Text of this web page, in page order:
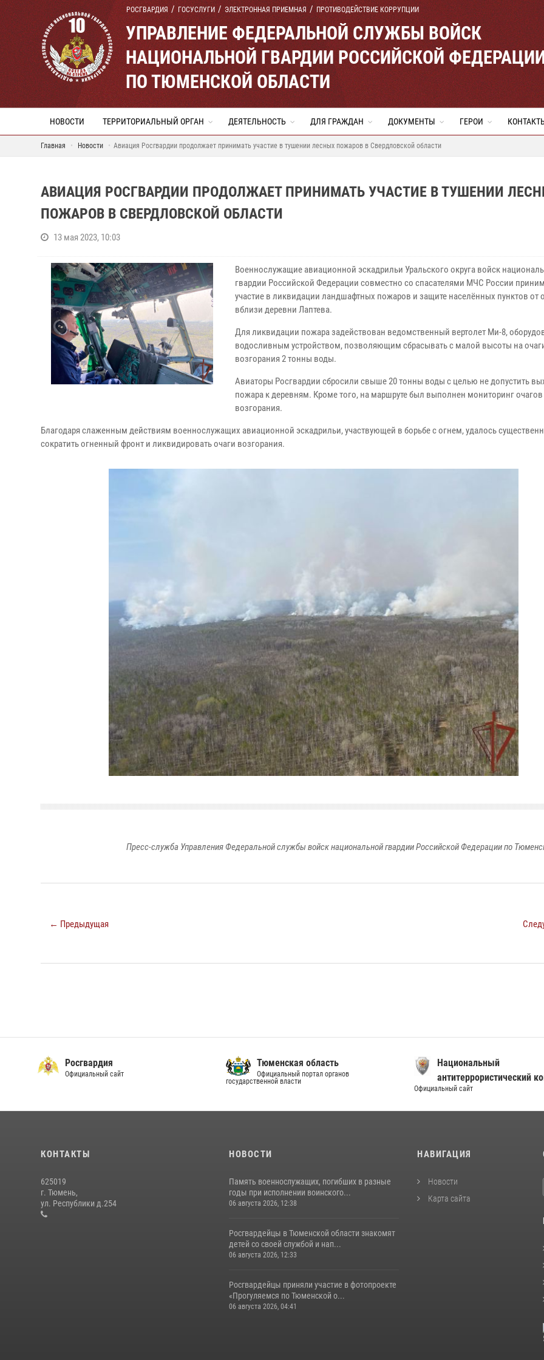
РОСГВАРДИЯ ГОСУСЛУГИ ЭЛЕКТРОННАЯ ПРИЕМНАЯ ПРОТИВОДЕЙСТВИЕ КОРРУПЦИИ
УПРАВЛЕНИЕ ФЕДЕРАЛЬНОЙ СЛУЖБЫ ВОЙСК
НАЦИОНАЛЬНОЙ ГВАРДИИ РОССИЙСКОЙ
ПО ТЮМЕНСКОЙ ОБЛАСТИ
НОВОСТИ ТЕРРИТОРИАЛЬНЫЙ ОРГАН ДЕЯТЕЛЬНОСТЬ ДЛЯ ГРАЖДАН ДОКУМЕНТЫ ГЕРОИ
Главная Новости Авиация Росгвардии продолжает принимать участие в тушении лесных пожаров в Свердловской области
АВИАЦИЯ РОСГВАРДИИ ПРОДОЛЖАЕТ ПРИНИМАТЬ УЧАСТИЕ В ТУШЕНИИ
ПОЖАРОВ В СВЕРДЛОВСКОЙ ОБЛАСТИ
13 мая 2023, 10:03
Военнослужащие авиационной эскадрильи Уральского округа войск
гвардии Российской Федерации совместно со спасателями МЧС России
участие в ликвидации ландшафтных пожаров и защите населённых пунктов от
вблизи деревни Лаптева.
Для ликвидации пожара задействован ведомственный вертолет Ми-8,
водосливным устройством, позволяющим сбрасывать с малой высоты на
возгорания 2 тонны воды.
Авиаторы Росгвардии сбросили свыше 20 тонны воды с целью не допустить
пожара к деревням. Кроме того, на маршруте был выполнен мониторинг очагов
возгорания.
Благодаря слаженным действиям военнослужащих авиационной эскадрильи, участвующей в борьбе с огнем, удалось
сократить огненный фронт и ликвидировать очаги возгорания.
Пресс-служба Управления Федеральной службы войск национальной гвардии Российской Федерации по
← Предыдущая
Росгвардия
Официальный сайт
Тюменская область
Официальный портал органов
государственной власти
Национальный
антитеррористический
Официальный сайт
КОНТАКТЫ
625019
г. Тюмень,
ул. Республики д.254
НОВОСТИ
Память военнослужащих, погибших в разные
годы при исполнении воинского...
06 августа 2026, 12:38
Росгвардейцы в Тюменской области знакомят
детей со своей службой и нап...
06 августа 2026, 12:33
Росгвардейцы приняли участие в фотопроекте
«Прогуляемся по Тюменской о...
06 августа 2026, 04:41
НАВИГАЦИЯ
Новости
Карта сайта